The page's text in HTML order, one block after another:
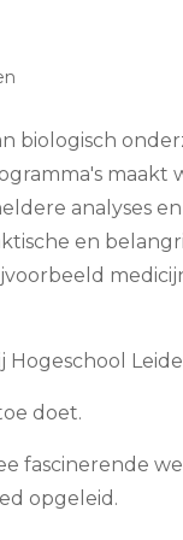
biologisch
maakt
analyses
en
doet.
fascinerende
opgeleid.